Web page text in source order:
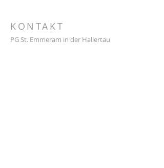
KONTAKT
PG St. Emmeram in der Hallertau